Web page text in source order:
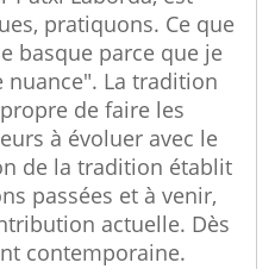
pratiquons. Ce que
basque parce que je
La tradition
de faire les
à évoluer avec le
de la tradition établit
passées et à venir,
actuelle. Dès
contemporaine.